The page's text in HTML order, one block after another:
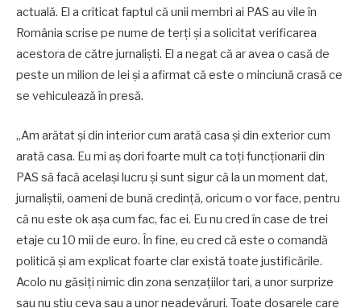
actuală. El a criticat faptul că unii membri ai PAS au vile în
România scrise pe nume de terți și a solicitat verificarea
acestora de către jurnaliști. El a negat că ar avea o casă de
peste un milion de lei și a afirmat că este o minciună crasă ce
se vehiculează în presă.
„Am arătat și din interior cum arată casa și din exterior cum
arată casa. Eu mi aș dori foarte mult ca toți funcționarii din
PAS să facă același lucru și sunt sigur că la un moment dat,
jurnaliștii, oameni de bună credință, oricum o vor face, pentru
că nu este ok așa cum fac, fac ei. Eu nu cred în case de trei
etaje cu 10 mii de euro. În fine, eu cred că este o comandă
politică și am explicat foarte clar există toate justificările.
Acolo nu găsiți nimic din zona senzațiilor tari, a unor surprize
sau nu știu ceva sau a unor neadevăruri. Toate dosarele care